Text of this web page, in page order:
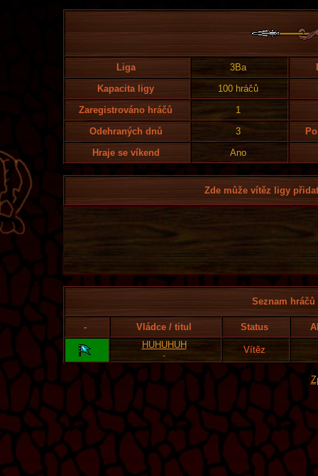
Liga 3Ba
Kapacita ligy
100 hráčů
Zaregistrováno hráčů
1
Odehraných dnů
3
Hraje se víkend
Ano
Zde může vítěz ligy
Seznam
- Vládce / titul Status
HUHUHUH
-
Vítěz